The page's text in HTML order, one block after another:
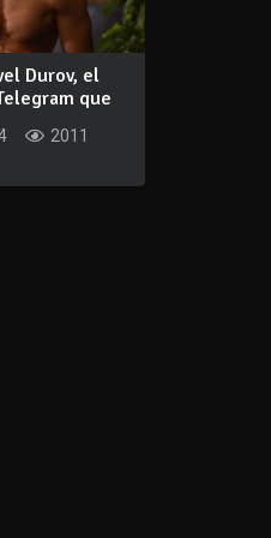
Durov, el
que
2011